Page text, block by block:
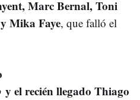
Marc Bernal, Toni
Mika Faye, que falló el
y el recién llegado Thiago